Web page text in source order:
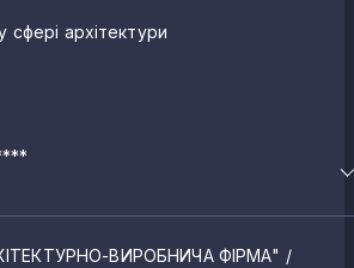
сфері архітектури
ВИРОБНИЧА ФІРМА" /